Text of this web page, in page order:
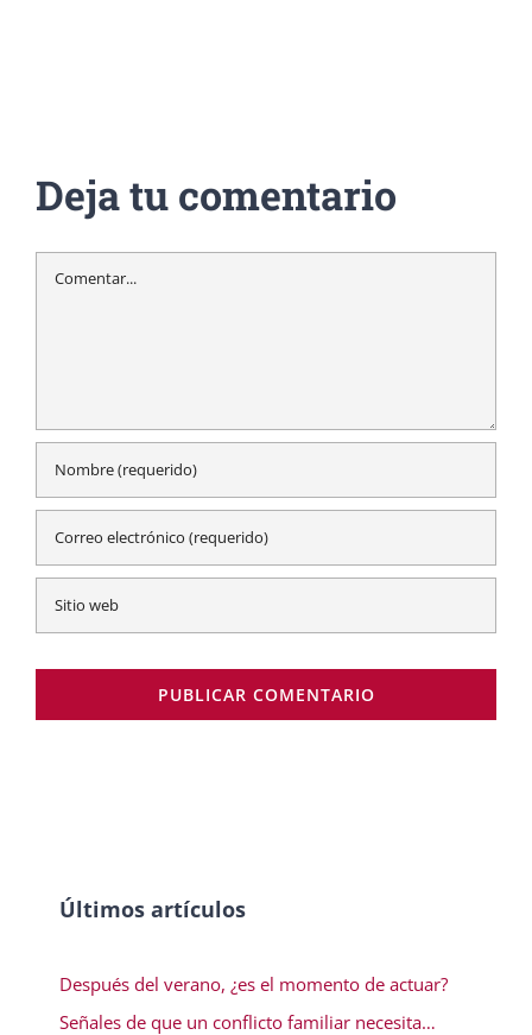
Deja tu comentario
Comentar
Últimos artículos
Después del verano, ¿es el momento de actuar?
Señales de que un conflicto familiar necesita